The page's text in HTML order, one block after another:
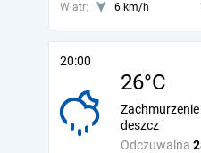
Wiatr:
6 km/h
20:00
26°C
Odczuwalna
deszcz